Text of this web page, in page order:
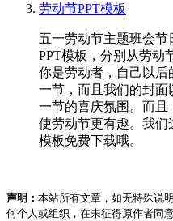
劳动节PPT模板
五一劳动节主题班会节
PPT模板，分别从劳动
你是劳动者，自己以后
一节，而且我们的封面
一节的喜庆氛围。而且
使劳动节更有趣。我们
模板免费下载哦。
声明： 本站所有文章，如无特殊说
何个人或组织，在未征得原作者同